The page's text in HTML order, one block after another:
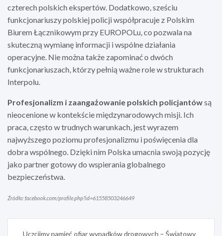
czterech polskich ekspertów. Dodatkowo, sześciu
funkcjonariuszy polskiej policji współpracuje z Polskim
Biurem Łącznikowym przy EUROPOLu, co pozwala na
skuteczną wymianę informacji i wspólne działania
operacyjne. Nie można także zapominać o dwóch
funkcjonariuszach, którzy pełnią ważne role w strukturach
Interpolu.
Profesjonalizm i zaangażowanie polskich policjantówsą
nieocenione w kontekście międzynarodowych misji. Ich
praca, często w trudnych warunkach, jest wyrazem
najwyższego poziomu profesjonalizmu i poświęcenia dla
dobra wspólnego. Dzięki nim Polska umacnia swoją pozycję
jako partner gotowy do wspierania globalnego
bezpieczeństwa.
Źródło: facebook.com/profile.php?id=61558503246649
Uczcijmy pamięć ofiar wypadków drogowych – Światowy